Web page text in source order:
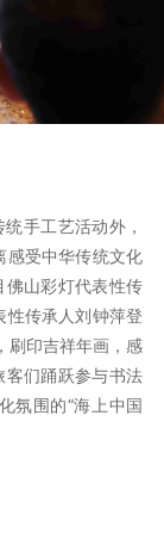
手工艺活动外，
感受中华传统文化
佛山彩灯代表性传
性传承人刘钟萍登
刷印吉祥年画，感
客们踊跃参与书法
氛围的“海上中国